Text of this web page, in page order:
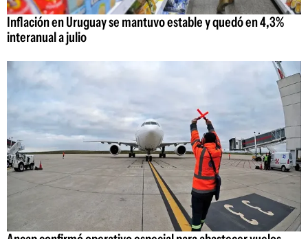
Inflación en Uruguay se mantuvo estable y quedó en 4,3%
interanual a julio